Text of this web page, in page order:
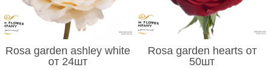
Rosa garden ashley white
от 24шт
Rosa garden hearts от
50шт